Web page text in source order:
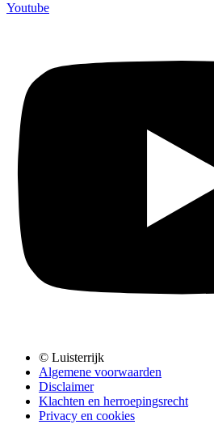
Youtube
© Luisterrijk
Algemene voorwaarden
Disclaimer
Klachten en herroepingsrecht
Privacy en cookies